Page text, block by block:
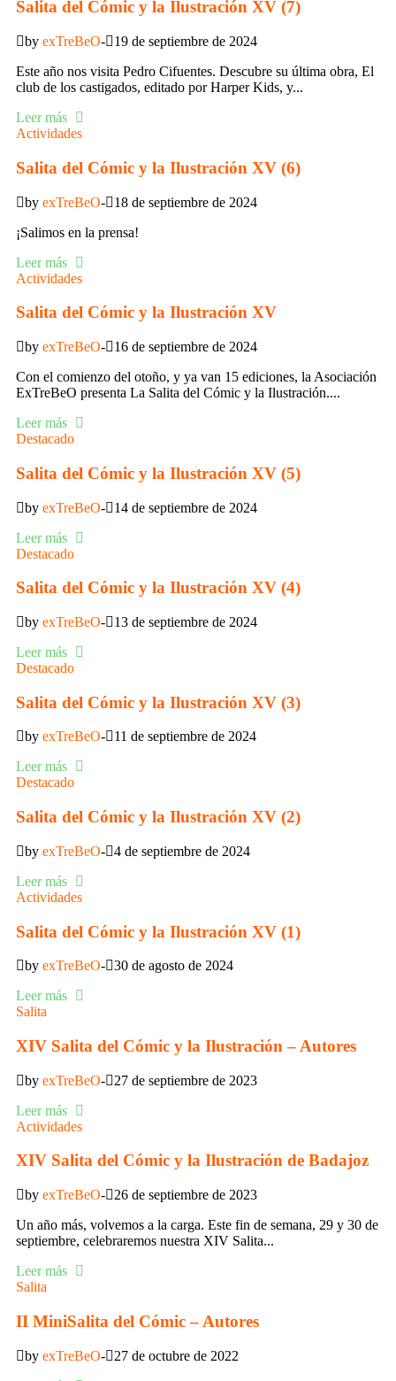
Salita del Cómic y la Ilustración XV (7)
by exTreBeO
19 de septiembre de 2024
Este año nos visita Pedro Cifuentes. Descubre su última obra, El
club de los castigados, editado por Harper Kids, y...
Leer más
Actividades
Salita del Cómic y la Ilustración XV (6)
by exTreBeO
18 de septiembre de 2024
¡Salimos en la prensa!
Leer más
Actividades
Salita del Cómic y la Ilustración XV
by exTreBeO
16 de septiembre de 2024
Con el comienzo del otoño, y ya van 15 ediciones, la Asociación
ExTreBeO presenta La Salita del Cómic y la Ilustración....
Leer más
Destacado
Salita del Cómic y la Ilustración XV (5)
by exTreBeO
14 de septiembre de 2024
Leer más
Destacado
Salita del Cómic y la Ilustración XV (4)
by exTreBeO
13 de septiembre de 2024
Leer más
Destacado
Salita del Cómic y la Ilustración XV (3)
by exTreBeO
11 de septiembre de 2024
Leer más
Destacado
Salita del Cómic y la Ilustración XV (2)
by exTreBeO
4 de septiembre de 2024
Leer más
Actividades
Salita del Cómic y la Ilustración XV (1)
by exTreBeO
30 de agosto de 2024
Leer más
Salita
XIV Salita del Cómic y la Ilustración – Autores
by exTreBeO
27 de septiembre de 2023
Leer más
Actividades
XIV Salita del Cómic y la Ilustración de Badajoz
by exTreBeO
26 de septiembre de 2023
Un año más, volvemos a la carga. Este fin de semana, 29 y 30 de
septiembre, celebraremos nuestra XIV Salita...
Leer más
Salita
II MiniSalita del Cómic – Autores
by exTreBeO
27 de octubre de 2022